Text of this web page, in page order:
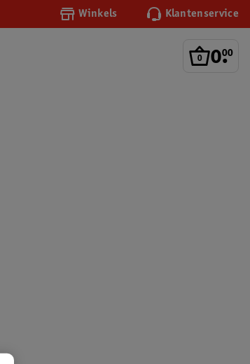
Winkels Klantenservice
0.
00